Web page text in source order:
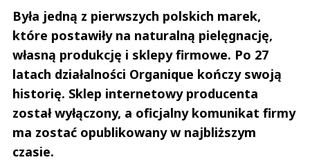
Była jedną z pierwszych polskich marek,
które postawiły na naturalną pielęgnację,
własną produkcję i sklepy firmowe. Po 27
latach działalności Organique kończy swoją
historię. Sklep internetowy producenta
został wyłączony, a oficjalny komunikat firmy
ma zostać opublikowany w najbliższym
czasie.